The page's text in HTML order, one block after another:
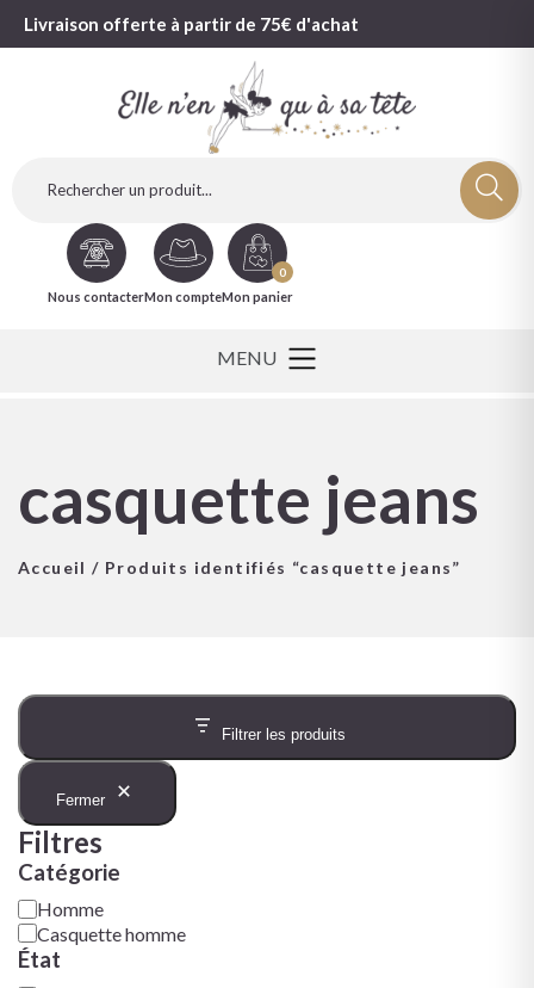
Livraison offerte à partir de 75€ d'achat
Nous contacterMon compte
0
Mon panier
casquette jeans
Accueil / Produits identifiés “casquette jeans”
Filtrer les produits
Fermer
Filtres
Catégorie
Homme
Casquette homme
État